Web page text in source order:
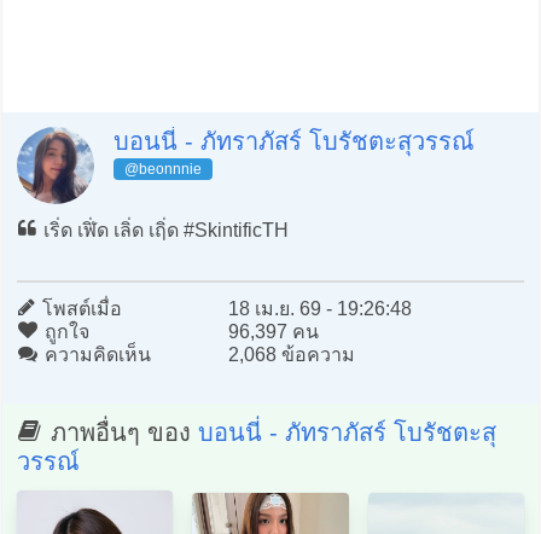
บอนนี่ - ภัทราภัสร์ โบรัชตะสุวรรณ์
@beonnnie
เริ่ด เฬิ่ด เลิ่ด เฤิ่ด #SkintificTH
โพสต์เมื่อ
18 เม.ย. 69 - 19:26:48
ถูกใจ
96,397 คน
ความคิดเห็น
2,068 ข้อความ
ภาพอื่นๆ ของ บอนนี่ - ภัทราภัสร์ โบรัชตะสุ
วรรณ์